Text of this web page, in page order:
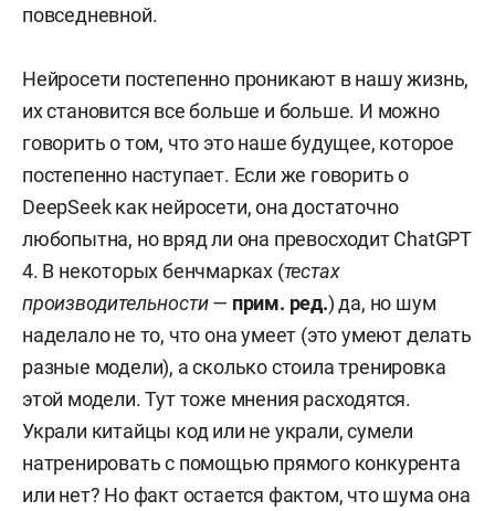
повседневной.
Нейросети постепенно проникают в нашу жизнь,
их становится все больше и больше. И можно
говорить о том, что это наше будущее, которое
постепенно наступает. Если же говорить о
DeepSeek как нейросети, она достаточно
любопытна, но вряд ли она превосходит ChatGPT
4. В некоторых бенчмарках (тестах
производительности— прим. ред.) да, но шум
наделало не то, что она умеет (это умеют делать
разные модели), а сколько стоила тренировка
этой модели. Тут тоже мнения расходятся.
Украли китайцы код или не украли, сумели
натренировать с помощью прямого конкурента
или нет? Но факт остается фактом, что шума она